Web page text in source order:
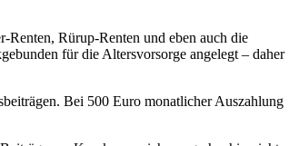
Renten, Rürup-Renten und eben auch die
für die Altersvorsorge angelegt – daher
Bei 500 Euro monatlicher Auszahlung